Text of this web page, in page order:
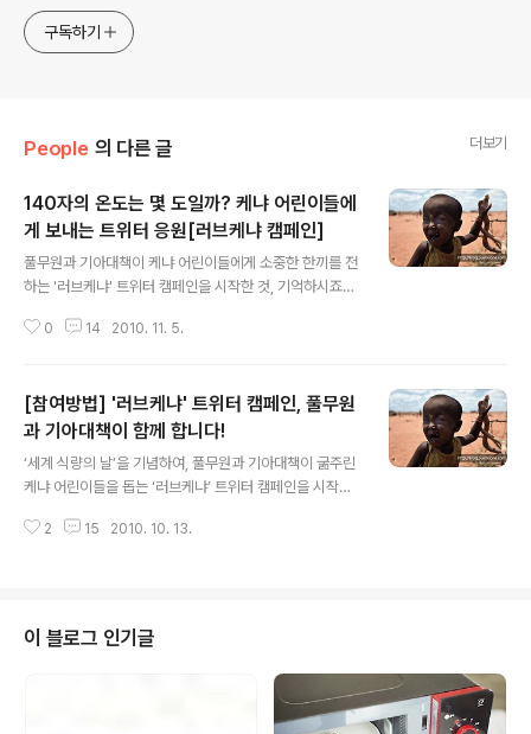
구독하기
People 의 다른 글 더보기
140자의 온도는 몇 도일까? 케냐 어린이들에
게 보내는 트위터 응원[러브케냐 캠페인]
풀무원과 기아대책이 케냐 어린이들에게 소중한 한끼를 전
하는 '러브케냐' 트위터 캠페인을 시작한 것, 기억하시죠?
onelove의 운영자인 풀럽지기님이 보내온, 트위터러들의
트위터러들이 보내는 따뜻한 응원 메시지 - 아래는 ‘러브케
냐’ 트위터 캠페인을 통해 들어온 응원 메시지 중 베스트 감
동 메시지로 선정된 글들입니다. (전체 캠페인 기간 중 1~3
주차인 10월 13일부터 10월 29일까지 들어온 응원 메시
메시지들이 많이 들어와있고, 지금도 끊임없이 응원물결이
0 14 2010. 11. 5.
[참여방법] '러브케냐' 트위터 캠페인, 풀무원
과 기아대책이 함께 합니다!
‘세계 식량의 날’을 기념하여, 풀무원과 기아대책이 굶주린
케냐 어린이들을 돕는 ‘러브케냐’ 트위터 캠페인을 시작합
꼽히는 케냐의 북부지역에 살고 있는 렌딜레 부족 아이들
린 케냐 어린이들이 한 끼 식사를 할 수 있는 기부금을 기아
대책을 통해 케냐 티림초등학교로 전달합니다. 여러분의
많은 관심과 사랑, 뜨거운 응원 메시지를 기다릴께요! +_+
(참여방법 이어집니다~.) ◆ '러브 케냐' 캠페인 참여방법
① : 응원의 트윗 올리기! 1) 기간 : 2010년 10월 13일(수)
2 15 2010. 10. 13.
이 블로그 인기글